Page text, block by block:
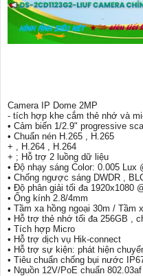
Camera IP Dome 2MP
- tích hợp khe cắm thẻ nhớ và
• Cảm biến 1/2.9" progressive
• Chuẩn nén H.265 , H.265
+ , H.264 , H.264
+ ; Hỗ trợ 2 luồng dữ liệu
• Độ nhạy sáng Color: 0.005 Lux
• Chống ngược sáng DWDR ,
• Độ phân giải tối đa 1920x1080
• Ống kính 2.8/4mm
• Tầm xa hồng ngoại 30m / Tầm
• Hỗ trợ thẻ nhớ tối đa 256GB ,
• Tích hợp Micro
• Hỗ trợ dịch vụ Hik-connect
• Hỗ trợ sự kiện: phát hiện
• Tiêu chuẩn chống bụi nước
• Nguồn 12V/PoE chuẩn 802.03af